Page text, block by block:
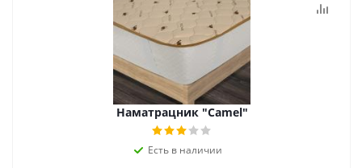
Наматрацник "Camel"
Есть в наличии